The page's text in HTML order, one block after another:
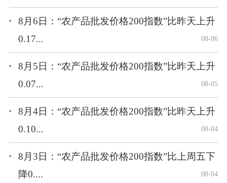
8月6日：“农产品批发价格200指数”比昨天上升
0.17...
08-06
8月5日：“农产品批发价格200指数”比昨天上升
0.07...
08-05
8月4日：“农产品批发价格200指数”比昨天上升
0.10...
08-04
8月3日：“农产品批发价格200指数”比上周五下
降0....
08-04